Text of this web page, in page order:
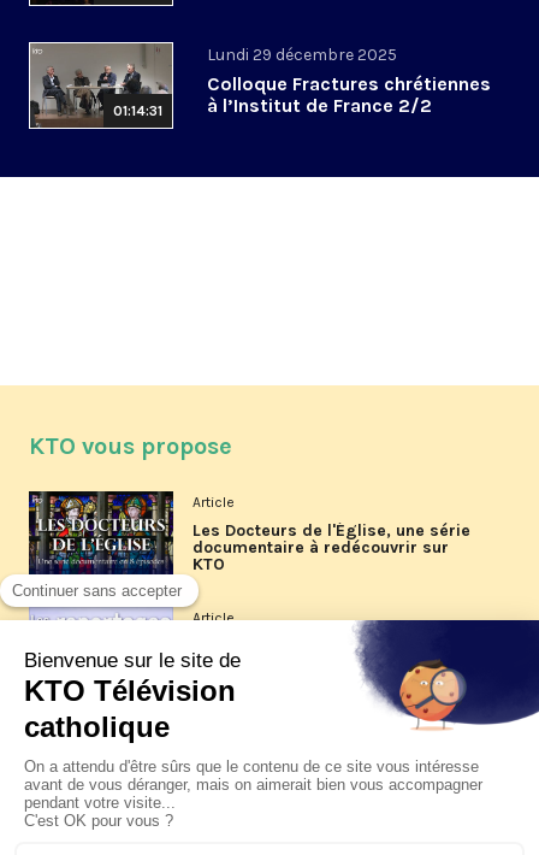
01:14:31
Lundi 29 décembre 2025
Colloque Fractures chrétiennes
à l’Institut de France 2/2
KTO vous propose
Article
Les Docteurs de l'Église, une série
documentaire à redécouvrir sur
KTO
Article
Les reportages d'été 2026 de KTO
La visite pastorale du pape Léon
XIV à Assise à suivre sur KTO le
jeudi 6 août